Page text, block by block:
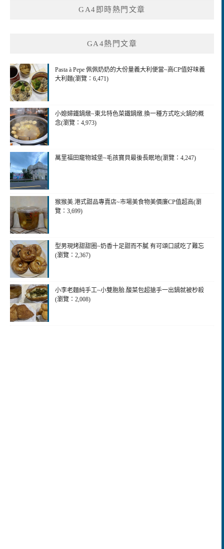
GA4即時熱門文章
GA4熱門文章
Pasta à Pepe 佩佩奶奶的大份量義大利便當~高CP值好味義
大利麵(瀏覽：6,471)
小媳婦鐵鍋燉~東北特色菜鐵鍋燉.換一種方式吃火鍋的概
念(瀏覽：4,973)
萬里福田竉物城堡~毛孩寶貝最後長眠地(瀏覽：4,247)
猴猴美.港式甜品專賣店~市場美食物美價廉CP值超高(瀏
覽：3,699)
型男現烤甜甜圈~奶香十足甜而不膩 有可頌口感吃了難忘
(瀏覽：2,367)
小李老麵純手工~小雙胞胎.酸菜包超搶手一出鍋就被杪殺
(瀏覽：2,008)